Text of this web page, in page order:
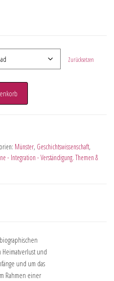
Zurücksetzen
Münster, Geschichtswissenschaft,
- Integration - Verständigung. Themen &
und
und um das
Rahmen einer